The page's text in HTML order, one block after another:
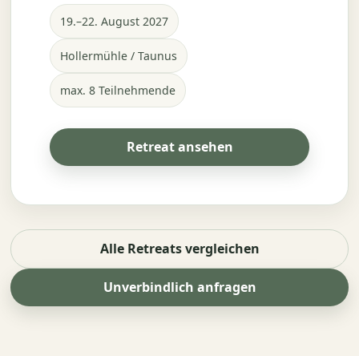
19.–22. August 2027
Hollermühle / Taunus
max. 8 Teilnehmende
Retreat ansehen
Alle Retreats vergleichen
Unverbindlich anfragen